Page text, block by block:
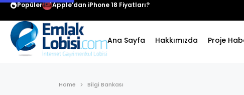
Popüler Apple’dan iPhone 18 Fiyatları?
Ana Sayfa Hakkımızda Proje
Home Bilgi Bankası